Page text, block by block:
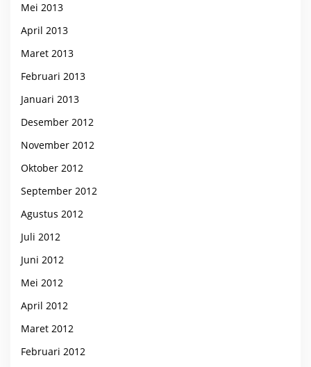
Mei 2013
April 2013
Maret 2013
Februari 2013
Januari 2013
Desember 2012
November 2012
Oktober 2012
September 2012
Agustus 2012
Juli 2012
Juni 2012
Mei 2012
April 2012
Maret 2012
Februari 2012